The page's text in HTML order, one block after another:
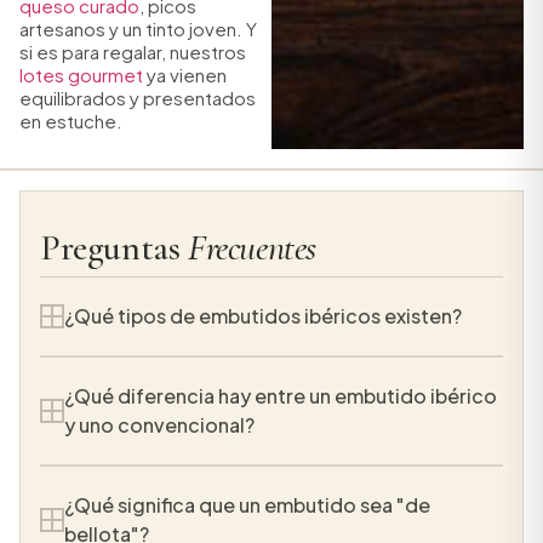
queso curado , picos
artesanos y un tinto joven. Y
si es para regalar, nuestros
lotes gourmet ya vienen
equilibrados y presentados
en estuche.
PreguntasFrecuentes
¿Qué tipos de embutidos ibéricos existen?
chorizo, el salchichón, la caña de lomo, el lomo
doblado, la coppa (mogote curado), la presa
uno nace de un corte distinto del cerdo ibérico y
¿Qué diferencia hay entre un embutido ibérico
y uno convencional?
embutido ibérico se elabora con carne de cerdo
de raza ibérica, cuya grasa infiltrada aporta
¿Qué significa que un embutido sea "de
bellota"?